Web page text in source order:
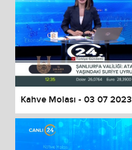
Kahve Molası - 03 07 2023